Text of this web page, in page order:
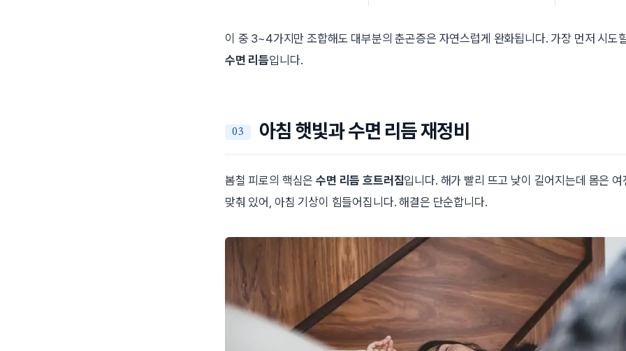
이 중 3~4가지만 조합해도 대부분의 춘곤증은 자연스럽게 완화됩니다. 가장 먼저 시도
수면 리듬입니다.
아침 햇빛과 수면 리듬 재정비
봄철 피로의 핵심은수면 리듬 흐트러짐입니다. 해가 빨리 뜨고 낮이 길어지는데 몸은 여
맞춰 있어, 아침 기상이 힘들어집니다. 해결은 단순합니다.